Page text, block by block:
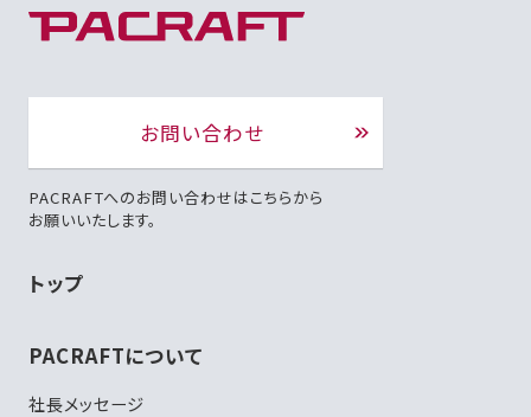
お問い合わせ
PACRAFTへのお問い合わせはこちらから
お願いいたします。
トップ
PACRAFTについて
社長メッセージ